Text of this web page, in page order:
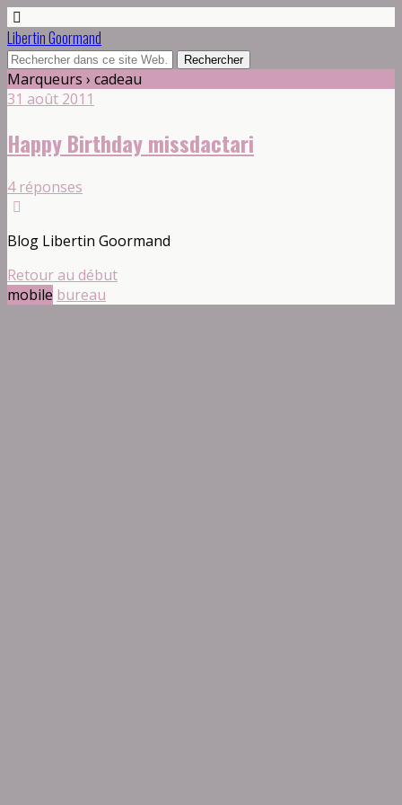
Libertin Goormand
Marqueurs › cadeau
31 août 2011
Happy Birthday missdactari
4 réponses
Blog Libertin Goormand
Retour au début
mobile bureau